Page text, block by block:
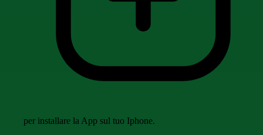
per installare la App sul tuo Iphone.